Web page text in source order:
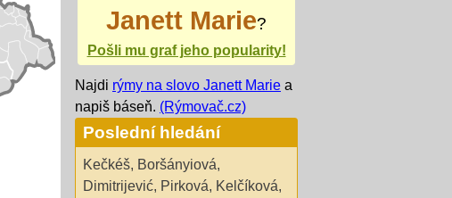
Janett Marie?
Pošli mu graf jeho popularity!
Najdi rýmy na slovo Janett Marie a
napiš báseň. (Rýmovač.cz)
Poslední hledání
Kečkéš, Boršányiová,
Dimitrijević, Pirková, Kelčíková,